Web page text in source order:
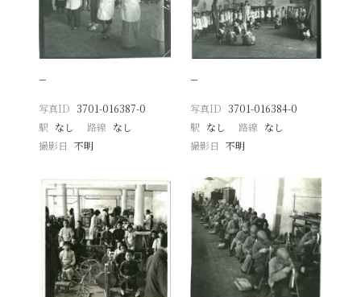
−
写真ID 3701-016387-0
駅 なし 路線 なし
撮影日
不明
−
写真ID 3701-016384-0
駅 なし 路線 なし
撮影日 不明